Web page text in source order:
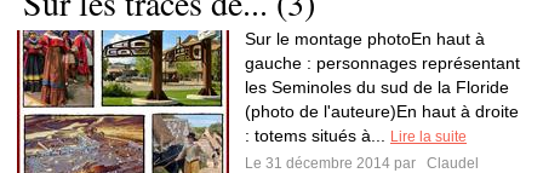
Sur le montage photoEn haut à
gauche : personnages représentant
les Seminoles du sud de la Floride
(photo de l'auteure)En haut à droite
: totems situés à...
Lire la suite
Le 31 décembre 2014 par
Claudel